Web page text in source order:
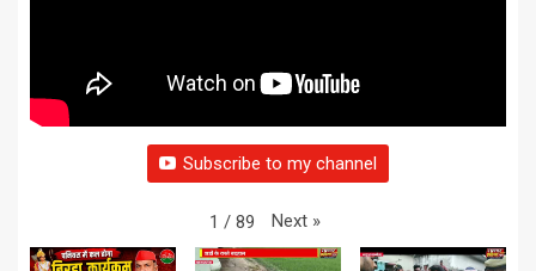
Subscribe to my channel
1 / 89 Next »